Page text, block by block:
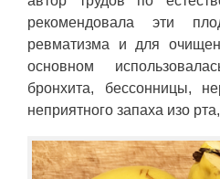
рекомендовала эти
ревматизма и для
основном
бронхита, бессонницы,
неприятного запаха изо